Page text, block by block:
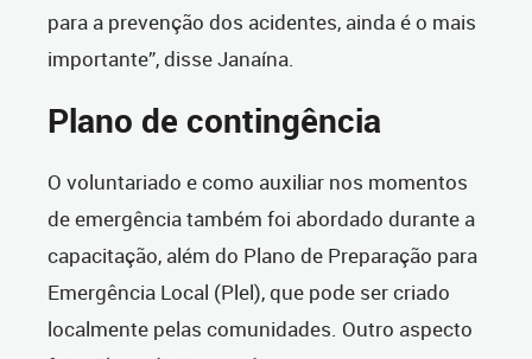
para a prevenção dos acidentes, ainda é o mais
importante”, disse Janaína.
Plano de contingência
O voluntariado e como auxiliar nos momentos
de emergência também foi abordado durante a
capacitação, além do Plano de Preparação para
Emergência Local (Plel), que pode ser criado
localmente pelas comunidades. Outro aspecto